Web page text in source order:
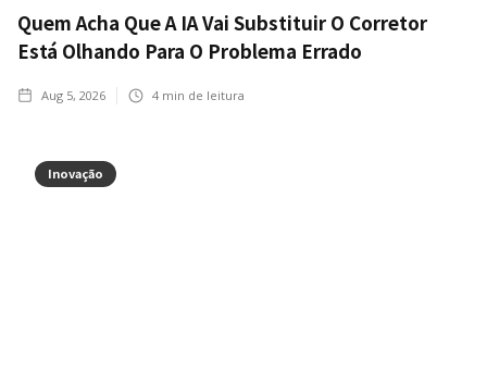
Quem Acha Que A IA Vai Substituir O Corretor
Está Olhando Para O Problema Errado
Aug 5, 2026 4 min de leitura
Inovação